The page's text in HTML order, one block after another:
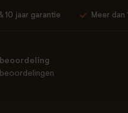
10 jaar garantie Meer dan